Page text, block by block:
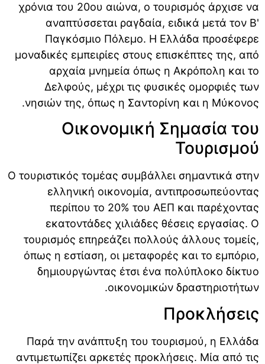
χρόνια του 20ου αιώνα, ο τουρισμός άρχισε να
αναπτύσσεται ραγδαία, ειδικά μετά τον Β'
Παγκόσμιο Πόλεμο. Η Ελλάδα προσέφερε
μοναδικές εμπειρίες στους επισκέπτες της, από
αρχαία μνημεία όπως η Ακρόπολη και το
Δελφούς, μέχρι τις φυσικές ομορφιές των
νησιών της, όπως η Σαντορίνη και η Μύκονος.
Οικονομική Σημασία του
Τουρισμού
Ο τουριστικός τομέας συμβάλλει σημαντικά στην
ελληνική οικονομία, αντιπροσωπεύοντας
περίπου το 20% του ΑΕΠ και παρέχοντας
εκατοντάδες χιλιάδες θέσεις εργασίας. Ο
τουρισμός επηρεάζει πολλούς άλλους τομείς,
όπως η εστίαση, οι μεταφορές και το εμπόριο,
δημιουργώντας έτσι ένα πολύπλοκο δίκτυο
οικονομικών δραστηριοτήτων.
Προκλήσεις
Παρά την ανάπτυξη του τουρισμού, η Ελλάδα
αντιμετωπίζει αρκετές προκλήσεις. Μία από τις